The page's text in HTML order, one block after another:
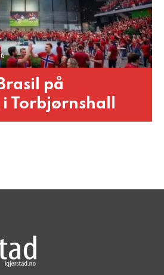
på
Torbjørnshall